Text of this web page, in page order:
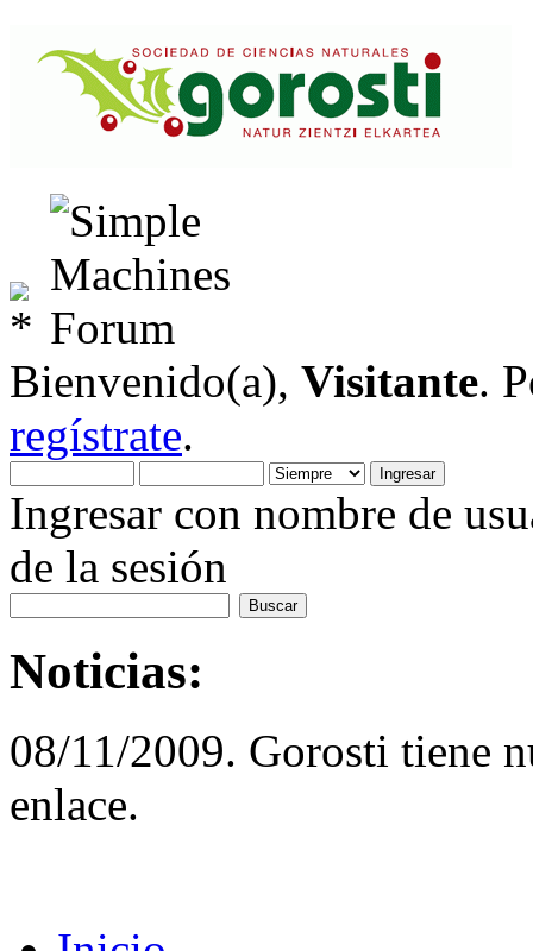
Bienvenido(a), Visitante.
regístrate.
Ingresar con nombre de
de la sesión
Noticias:
08/11/2009. Gorosti tiene
enlace.